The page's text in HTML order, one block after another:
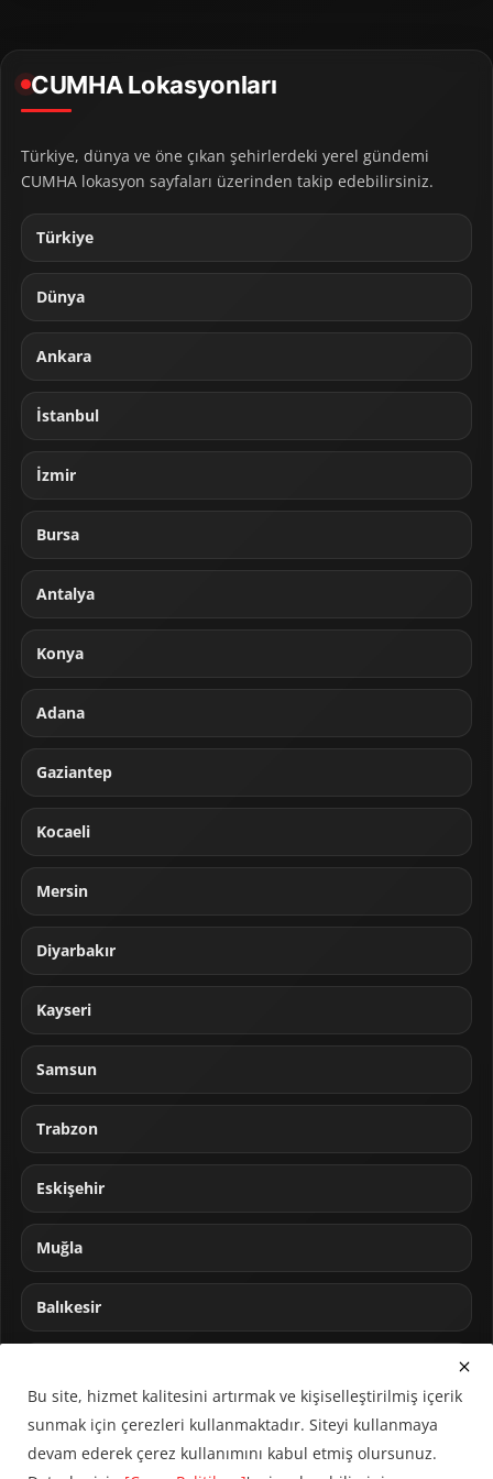
CUMHA Lokasyonları
Türkiye, dünya ve öne çıkan şehirlerdeki yerel gündemi
CUMHA lokasyon sayfaları üzerinden takip edebilirsiniz.
Türkiye
Dünya
Ankara
İstanbul
İzmir
Bursa
Antalya
Konya
Adana
Gaziantep
Kocaeli
Mersin
Diyarbakır
Kayseri
Samsun
Trabzon
Eskişehir
Muğla
Balıkesir
Bu site, hizmet kalitesini artırmak ve kişiselleştirilmiş içerik
sunmak için çerezleri kullanmaktadır. Siteyi kullanmaya
devam ederek çerez kullanımını kabul etmiş olursunuz.